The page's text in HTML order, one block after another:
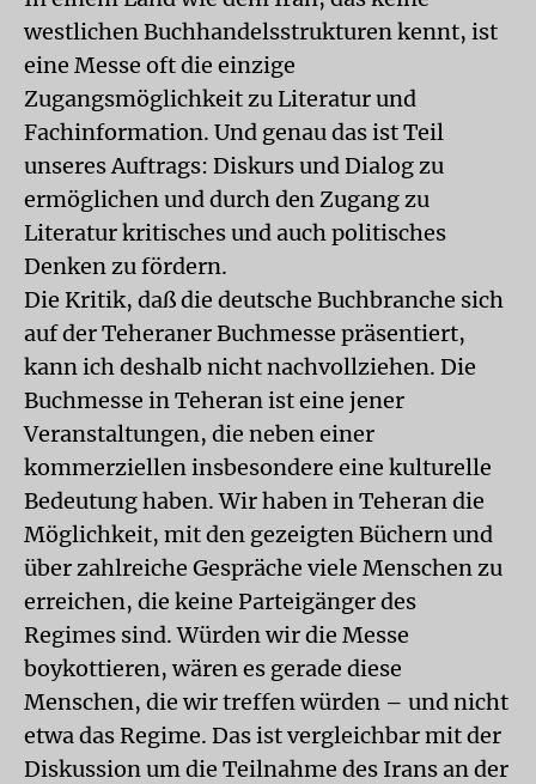
westlichen Buchhandelsstrukturen kennt, ist
eine Messe oft die einzige
Zugangsmöglichkeit zu Literatur und
Fachinformation. Und genau das ist Teil
unseres Auftrags: Diskurs und Dialog zu
ermöglichen und durch den Zugang zu
Literatur kritisches und auch politisches
Denken zu fördern.
Die Kritik, daß die deutsche Buchbranche sich
auf der Teheraner Buchmesse präsentiert,
kann ich deshalb nicht nachvollziehen. Die
Buchmesse in Teheran ist eine jener
Veranstaltungen, die neben einer
kommerziellen insbesondere eine kulturelle
Bedeutung haben. Wir haben in Teheran die
Möglichkeit, mit den gezeigten Büchern und
über zahlreiche Gespräche viele Menschen zu
erreichen, die keine Parteigänger des
Regimes sind. Würden wir die Messe
boykottieren, wären es gerade diese
Menschen, die wir treffen würden – und nicht
etwa das Regime. Das ist vergleichbar mit der
Diskussion um die Teilnahme des Irans an der